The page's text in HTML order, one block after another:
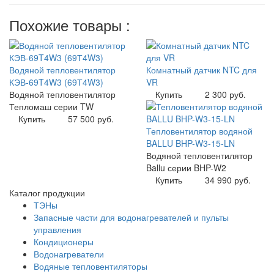
Похожие товары :
Водяной тепловентилятор
КЭВ-69T4W3 (69Т4W3)
Водяной тепловентилятор
Тепломаш серии TW
Купить
57 500 руб.
Комнатный датчик NTC для
VR
Купить
2 300 руб.
Тепловентилятор водяной
BALLU BHP-W3-15-LN
Водяной тепловентилятор
Ballu серии BHP-W2
Купить
34 990 руб.
Каталог продукции
ТЭНы
Запасные части для водонагревателей и пульты
управления
Кондиционеры
Водонагреватели
Водяные тепловентиляторы